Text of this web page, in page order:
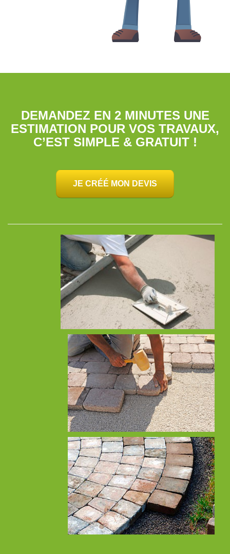
DEMANDEZ EN 2 MINUTES UNE
ESTIMATION POUR VOS TRAVAUX,
C’EST SIMPLE & GRATUIT !
JE CRÉÉ MON DEVIS